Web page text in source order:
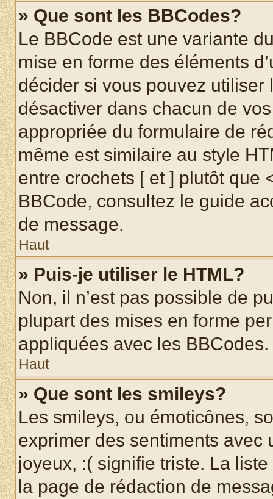
» Que sont les BBCodes?
Le BBCode est une variante
mise en forme des éléments
décider si vous pouvez
désactiver dans chacun de
appropriée du formulaire de
même est similaire au style
entre crochets [ et ] plutôt que
BBCode, consultez le guide
de message.
Haut
» Puis-je utiliser le HTML?
Non, il n’est pas possible de
plupart des mises en forme
appliquées avec les BBCodes.
Haut
» Que sont les smileys?
Les smileys, ou émoticônes,
exprimer des sentiments avec
joyeux, :( signifie triste. La
la page de rédaction de